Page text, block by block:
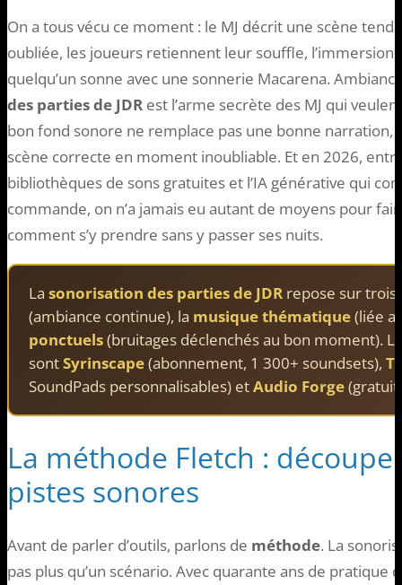
On a tous vécu ce moment : le MJ décrit une scène
oubliée, les joueurs retiennent leur souffle,
quelqu’un sonne avec une sonnerie Macarena.
des parties de JDR est l’arme secrète des MJ qui
bon fond sonore ne remplace pas une bonne
scène correcte en moment inoubliable. Et en 2026,
bibliothèques de sons gratuites et l’IA générative qui
commande, on n’a jamais eu autant de moyens pour
comment s’y prendre sans y passer ses nuits.
La sonorisation des parties de JDR repose sur trois
(ambiance continue), la musique thématique(liée
ponctuels(bruitages déclenchés au bon moment).
sontSyrinscape(abonnement, 1 300+ soundsets),
SoundPads personnalisables) etAudio Forge
La méthode Fletch :
pistes sonores
Avant de parler d’outils, parlons de méthode. La
pas plus qu’un scénario. Avec quarante ans de pratique